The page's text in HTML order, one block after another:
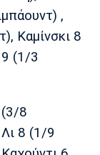
,
Καμίνσκι 8
9 (1/3
8
8 (1/9